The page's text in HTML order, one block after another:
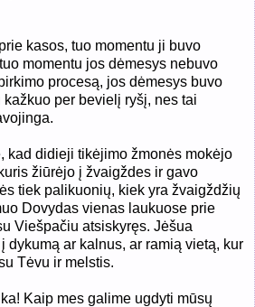
kasos, tuo momentu ji buvo
momentu jos dėmesys nebuvo
procesą, jos dėmesys buvo
per bevielį ryšį, nes tai
kad didieji tikėjimo žmonės mokėjo
žiūrėjo į žvaigždes ir gavo
tiek palikuonių, kiek yra žvaigždžių
Dovydas vienas laukuose prie
Viešpačiu atsiskyręs. Jėšua
dykumą ar kalnus, ar ramią vietą, kur
Tėvu ir melstis.
Kaip mes galime ugdyti mūsų